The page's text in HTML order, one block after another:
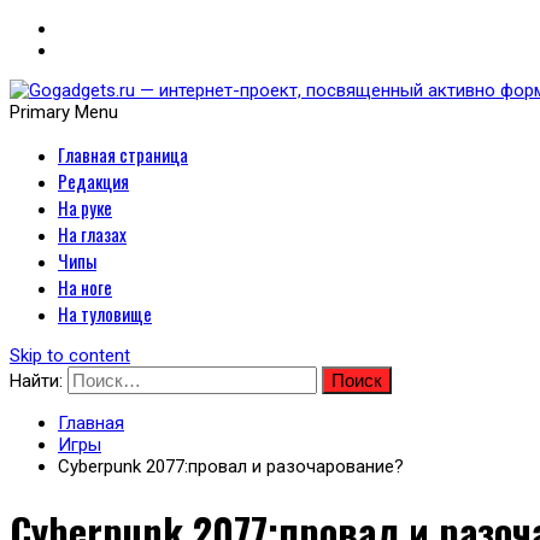
Gogadgets.ru —
носимых устройств
Primary Menu
Главная страница
Редакция
На руке
На глазах
Чипы
На ноге
На туловище
Skip to content
Найти:
Главная
Игры
Cyberpunk 2077:провал и разочарование?